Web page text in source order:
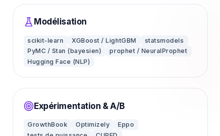
Modélisation
scikit-learn XGBoost / LightGBM
statsmodels
PyMC / Stan (bayesien)
prophet / NeuralProphet
Hugging Face (NLP)
Expérimentation & A/B
GrowthBook Optimizely
Eppo